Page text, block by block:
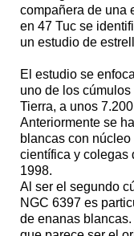
compañera de una
en 47 Tuc se
un estudio de
El estudio se
uno de los
Tierra, a unos
Anteriormente se
blancas con
científica y colegas
1998.
Al ser el segundo
NGC 6397 es
de enanas